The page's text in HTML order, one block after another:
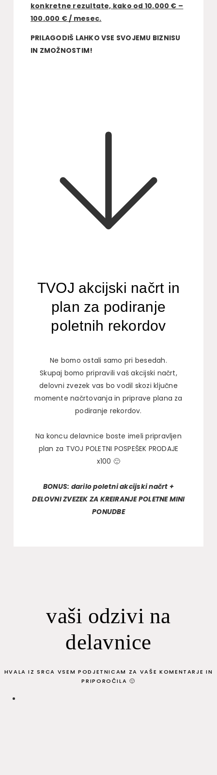
konkretne rezultate, kako od 10.000 € –
100.000 € / mesec.
PRILAGODIŠ LAHKO VSE SVOJEMU BIZNISU
IN ZMOŽNOSTIM!
TVOJ akcijski načrt in
plan za podiranje
poletnih rekordov
Ne bomo ostali samo pri besedah.
Skupaj bomo pripravili vaš akcijski načrt,
delovni zvezek vas bo vodil skozi ključne
momente načrtovanja in priprave plana za
podiranje rekordov.
Na koncu delavnice boste imeli pripravljen
plan za TVOJ POLETNI POSPEŠEK PRODAJE
x100 🙂
BONUS: darilo poletni akcijski načrt +
DELOVNI ZVEZEK ZA KREIRANJE POLETNE MINI
PONUDBE
vaši odzivi na
delavnice
HVALA IZ SRCA VSEM PODJETNICAM ZA VAŠE KOMENTARJE IN
PRIPOROČILA 🙂